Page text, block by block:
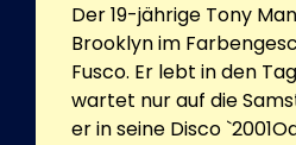
Der 19-jährige Tony
Brooklyn im
Fusco. Er lebt in den
wartet nur auf die
er in seine Disco